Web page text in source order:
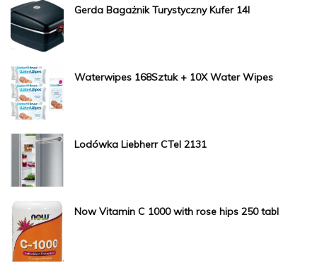
Gerda Bagażnik Turystyczny Kufer 14l
Waterwipes 168Sztuk + 10X Water Wipes
Lodówka Liebherr CTel 2131
Now Vitamin C 1000 with rose hips 250 tabl